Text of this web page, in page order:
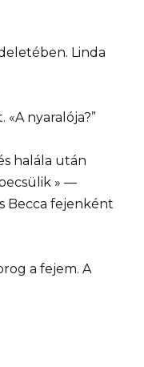
Linda
nyaralója?”
halála után
» —
Becca fejenként
a fejem. A